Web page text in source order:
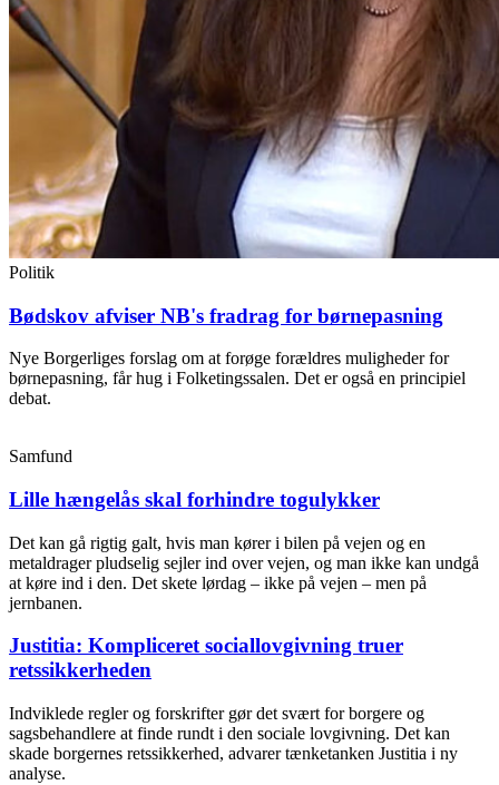
Politik
Bødskov afviser NB's fradrag for børnepasning
Nye Borgerliges forslag om at forøge forældres muligheder for
børnepasning, får hug i Folketingssalen. Det er også en principiel
debat.
Samfund
Lille hængelås skal forhindre togulykker
Det kan gå rigtig galt, hvis man kører i bilen på vejen og en
metaldrager pludselig sejler ind over vejen, og man ikke kan undgå
at køre ind i den. Det skete lørdag – ikke på vejen – men på
jernbanen.
Justitia: Kompliceret sociallovgivning truer
retssikkerheden
Indviklede regler og forskrifter gør det svært for borgere og
sagsbehandlere at finde rundt i den sociale lovgivning. Det kan
skade borgernes retssikkerhed, advarer tænketanken Justitia i ny
analyse.